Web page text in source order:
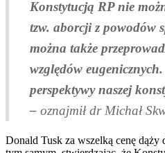
Konstytucją RP nie
tzw. aborcji z powodów
można także
względów
perspektywy naszej
– oznajmił dr Michał
Donald Tusk za wszelką cenę